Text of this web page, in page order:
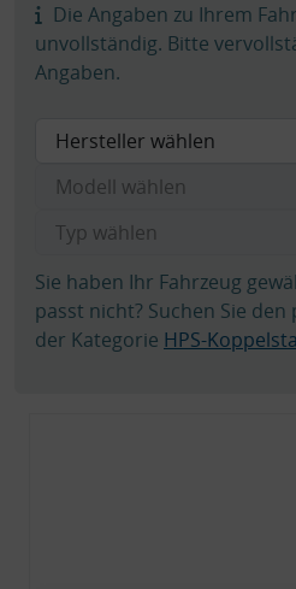
Die Angaben zu Ihrem
unvollständig. Bitte
Angaben.
Sie haben Ihr Fahrzeug
passt nicht? Suchen Sie
der Kategorie HPS-